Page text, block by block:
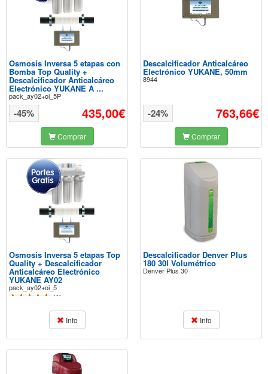
Osmosis Inversa 5 etapas con
Bomba Top Quality +
Descalcificador Anticalcáreo
Electrónico YUKANE A ...
pack_ay02+oi_5P
435,00€
-45%
Comprar
Descalcificador Anticalcáreo
Electrónico YUKANE, 50mm
8944
763,66€
-24%
Comprar
Osmosis Inversa 5 etapas Top
Quality + Descalcificador
Anticalcáreo Electrónico
YUKANE AY02
pack_ay02+oi_5
(1)
Info
Descalcificador Denver Plus
180 30l Volumétrico
Denver Plus 30
Info